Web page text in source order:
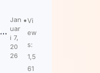
Jan
uar
i 7,
20
26
Vi
ew
s:
1,5
61